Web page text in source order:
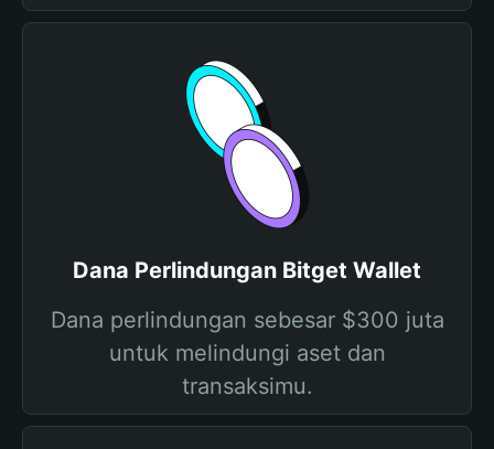
Dana Perlindungan Bitget Wallet
Dana perlindungan sebesar $300 juta
untuk melindungi aset dan
transaksimu.